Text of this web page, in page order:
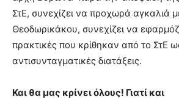
ΣτΕ, συνεχίζει να προχωρά αγκαλιά
Θεοδωρικάκου, συνεχίζει να
πρακτικές που κρίθηκαν από το ΣτΕ
αντισυνταγματικές διατάξεις.
Και θα μας κρίνει όλους! Γιατί και